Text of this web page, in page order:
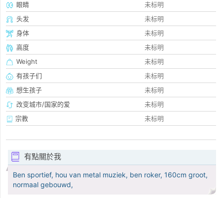
眼睛
未标明
头发
未标明
身体
未标明
高度
未标明
Weight
未标明
有孩子们
未标明
想生孩子
未标明
改变城市/国家的爱
未标明
宗教
未标明
有點關於我
Ben sportief, hou van metal muziek, ben roker, 160cm groot,
normaal gebouwd,